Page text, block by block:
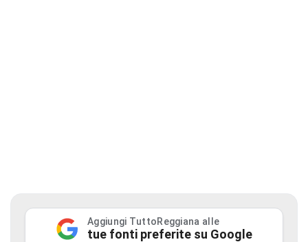
Aggiungi TuttoReggiana alle
tue fonti preferite su Google